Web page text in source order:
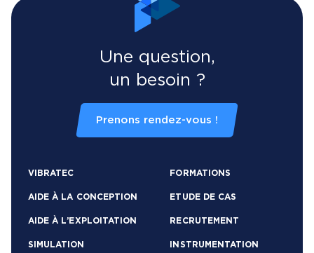
Une question,
un besoin ?
Prenons rendez-vous !
VIBRATEC FORMATIONS
AIDE À LA CONCEPTION ETUDE DE CAS
AIDE À L’EXPLOITATION RECRUTEMENT
SIMULATION INSTRUMENTATION